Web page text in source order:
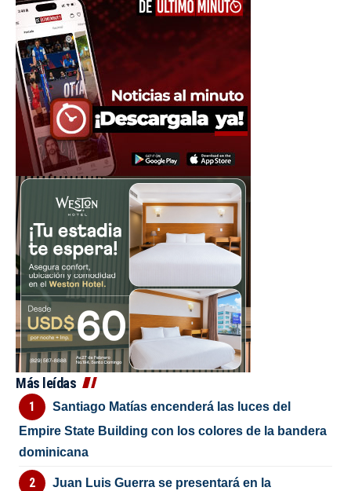
Más leídas
Santiago Matías encenderá las luces del
Empire State Building con los colores de la bandera
dominicana
Juan Luis Guerra se presentará en la